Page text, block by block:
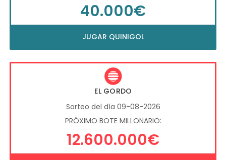
40.000€
JUGAR QUINIGOL
EL GORDO
Sorteo del día 09-08-2026
PRÓXIMO BOTE MILLONARIO:
12.600.000€